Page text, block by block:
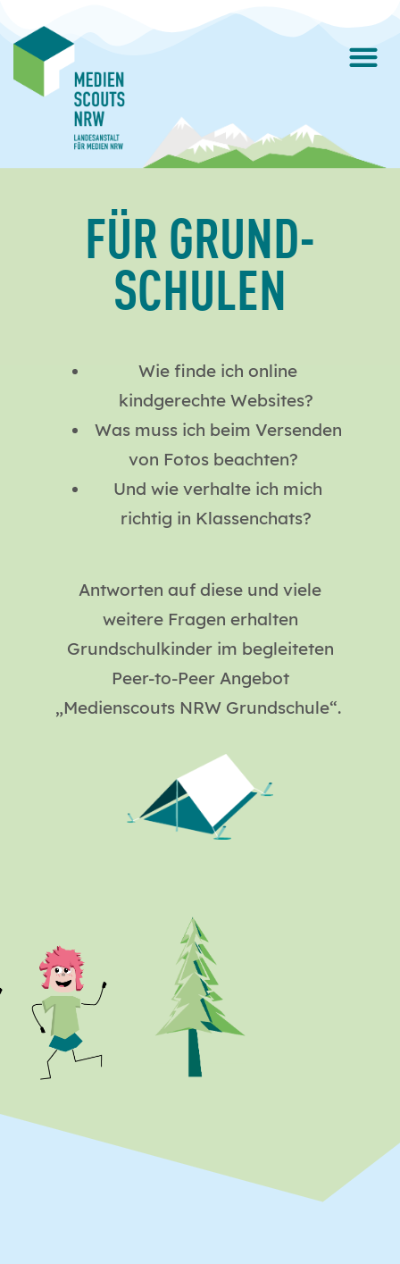
FÜR GRUND­
SCHULEN
Wie finde ich online
kindgerechte Websites?
Was muss ich beim Versenden
von Fotos beachten?
Und wie verhalte ich mich
richtig in Klassenchats?
Antworten auf diese und viele
weitere Fragen erhalten
Grundschulkinder im begleiteten
Peer-to-Peer Angebot
„Medienscouts NRW Grundschule“.